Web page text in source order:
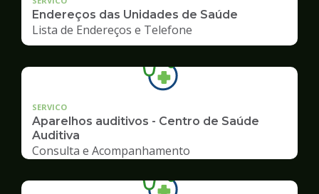
Endereços das Unidades de Saúde
Lista de Endereços e Telefone
SERVICO
Aparelhos auditivos - Centro de Saúde
Auditiva
Consulta e Acompanhamento